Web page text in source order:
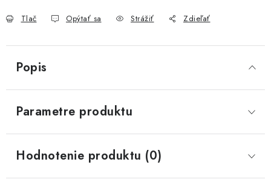
Tlač Opýtať sa Strážiť Zdieľať
Popis
Parametre produktu
Hodnotenie produktu (0)